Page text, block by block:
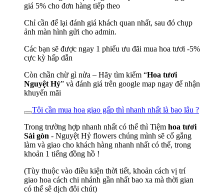
giá 5% cho đơn hàng tiếp theo
Chỉ cần để lại đánh giá khách quan nhất, sau đó chụp
ảnh màn hình gửi cho admin.
Các bạn sẽ được ngay 1 phiếu ưu đãi mua hoa tươi -5%
cực kỳ hấp dẫn
Còn chần chừ gì nửa – Hãy tìm kiếm “Hoa tươi
Nguyệt Hỷ” và đánh giá trên google map ngay để nhận
khuyến mãi
Tôi cần mua hoa giao gấp thì nhanh nhất là bao lâu ?
Trong trường hợp nhanh nhất có thể thì Tiệm hoa tươi
Sài gòn - Nguyệt Hỷ flowers chúng mình sẽ cố gắng
làm và giao cho khách hàng nhanh nhất có thể, trong
khoản 1 tiếng đồng hồ !
(Tùy thuộc vào điều kiện thời tiết, khoản cách vị trí
giao hoa cách chi nhánh gần nhất bao xa mà thời gian
có thể sê dịch đôi chút)